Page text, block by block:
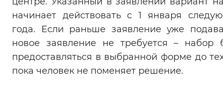
начинает действовать с 1 января
года. Если раньше заявление уже
новое заявление не требуется – набор
предоставляться в выбранной форме до
пока человек не поменяет решение.